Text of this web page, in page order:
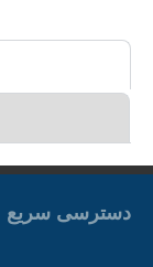
دسترسی سریع